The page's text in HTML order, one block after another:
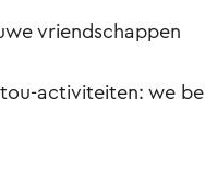
vriendschappen
activiteiten: we